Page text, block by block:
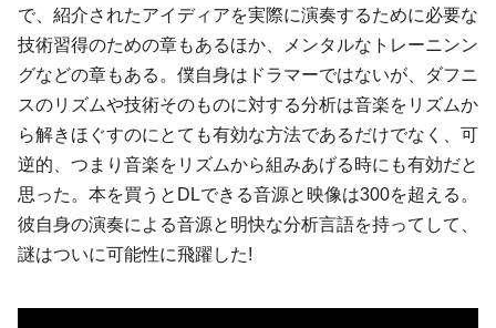
で、紹介されたアイディアを実際に演奏するために必要な
技術習得のための章もあるほか、メンタルなトレーニンン
グなどの章もある。僕自身はドラマーではないが、ダフニ
スのリズムや技術そのものに対する分析は音楽をリズムか
ら解きほぐすのにとても有効な方法であるだけでなく、可
逆的、つまり音楽をリズムから組みあげる時にも有効だと
思った。本を買うとDLできる音源と映像は300を超える。
彼自身の演奏による音源と明快な分析言語を持ってして、
謎はついに可能性に飛躍した!